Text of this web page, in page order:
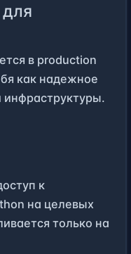
в production
как надежное
к
на целевых
только на